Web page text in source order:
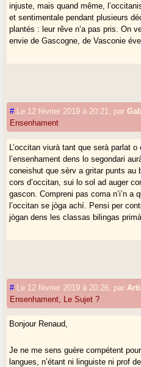
injuste, mais quand même,
et sentimentale pendant plusieurs
plantés : leur rêve n’a pas pris. On
envie de Gascogne, de Vasconie
# Le 12 février 2019 à 20:21 par
Ensenhament
L’occitan viurà tant que serà parlat
l’ensenhament dens lo segondari
coneishut que sèrv a gritar punts au
cors d’occitan, sui lo sol ad auger
gascon. Compreni pas coma n’i’n a
l’occitan se jòga achí. Pensi per
jògan dens les classas bilingas
# Le 12 février 2019 à 20:26 par
Ensenhament, Le Sujet ?
Bonjour Renaud,
Je ne me sens guère compétent
langues, n’étant ni linguiste ni prof